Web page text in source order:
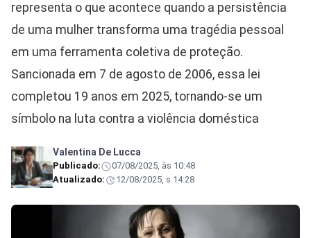
representa o que acontece quando a persistência
de uma mulher transforma uma tragédia pessoal
em uma ferramenta coletiva de proteção.
Sancionada em 7 de agosto de 2006, essa lei
completou 19 anos em 2025, tornando-se um
símbolo na luta contra a violência doméstica
Valentina De Lucca
Publicado:
07/08/2025, às 10:48
Atualizado:
12/08/2025, s 14:28